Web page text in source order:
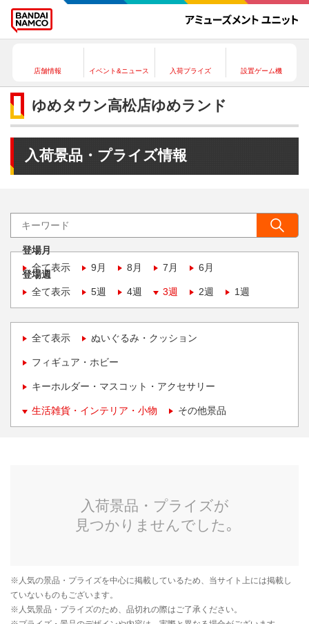
店舗情報 イベント&ニュース 入荷プライズ 設置ゲーム機
ゆめタウン高松店ゆめランド
入荷景品・プライズ情報
登場月
全て表示
9月 8月 7月 6月
登場週
全て表示
5週 4週 3週 2週 1週
全て表示 ぬいぐるみ・クッション
フィギュア・ホビー
キーホルダー・マスコット・アクセサリー
生活雑貨・インテリア・小物 その他景品